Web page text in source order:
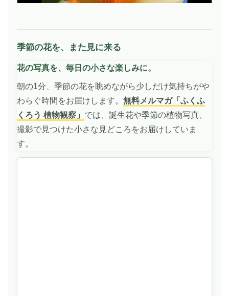
動
を
生
季節の花を、また見に来る
花の写真を、毎日の小さな楽しみに。
朝の1分、季節の花を眺めながら少しだけ気持ちがや
わらぐ時間をお届けします。 無料メルマガ「ふくふ
くろう 植物観察」 では、誕生花や季節の植物写真、
撮影で見つけた小さな見どころをお届けしていま
す。